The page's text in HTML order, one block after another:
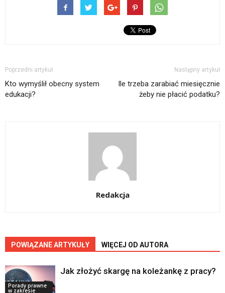
Poprzedni artykuł
Kto wymyślił obecny system
edukacji?
Następny artykuł
Ile trzeba zarabiać miesięcznie
żeby nie płacić podatku?
Redakcja
POWIĄZANE ARTYKUŁY WIĘCEJ OD AUTORA
Porady prawne
w zakresie
Jak złożyć skargę na koleżankę z pracy?